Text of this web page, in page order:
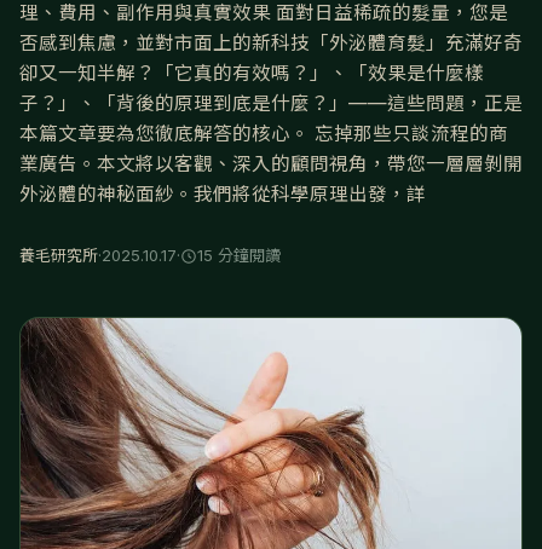
理、費用、副作用與真實效果 面對日益稀疏的髮量，您是
否感到焦慮，並對市面上的新科技「外泌體育髮」充滿好奇
卻又一知半解？「它真的有效嗎？」、「效果是什麼樣
子？」、「背後的原理到底是什麼？」——這些問題，正是
本篇文章要為您徹底解答的核心。 忘掉那些只談流程的商
業廣告。本文將以客觀、深入的顧問視角，帶您一層層剝開
外泌體的神秘面紗。我們將從科學原理出發，詳
養毛研究所·2025.10.17· 15 分鐘閱讀